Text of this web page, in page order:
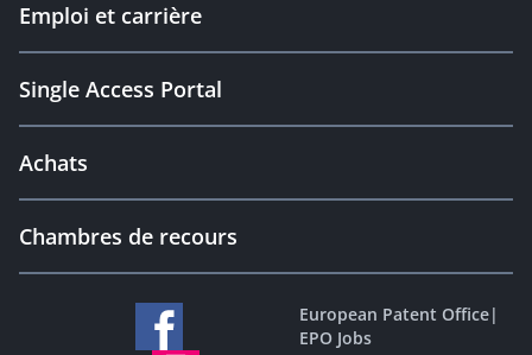
Emploi et carrière
Single Access Portal
Achats
Chambres de recours
European Patent Office|
EPO Jobs